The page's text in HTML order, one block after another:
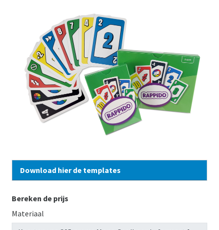
Download hier de templates
Bereken de prijs
Materiaal